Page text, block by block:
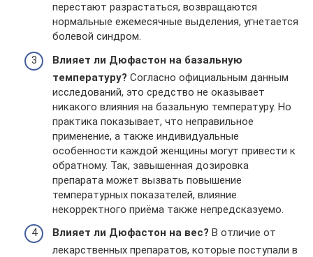
перестают разрастаться, возвращаются
нормальные ежемесячные выделения, угнетается
болевой синдром.
Влияет ли Дюфастон на базальную
температуру? Согласно официальным данным
исследований, это средство не оказывает
никакого влияния на базальную температуру. Но
практика показывает, что неправильное
применение, а также индивидуальные
особенности каждой женщины могут привести к
обратному. Так, завышенная дозировка
препарата может вызвать повышение
температурных показателей, влияние
некорректного приёма также непредсказуемо.
Влияет ли Дюфастон на вес? В отличие от
лекарственных препаратов, которые поступали в